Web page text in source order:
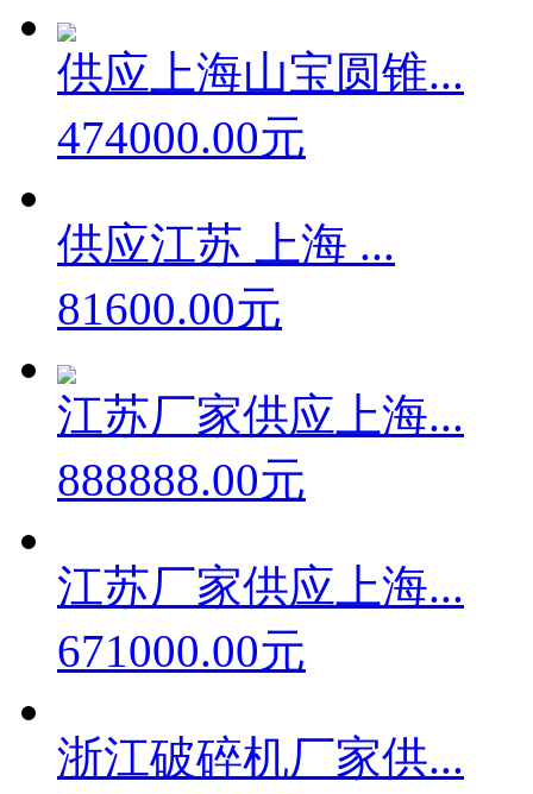
供应上海山宝圆锥...
474000.00元
供应江苏 上海 ...
81600.00元
江苏厂家供应上海...
888888.00元
江苏厂家供应上海...
671000.00元
浙江破碎机厂家供...